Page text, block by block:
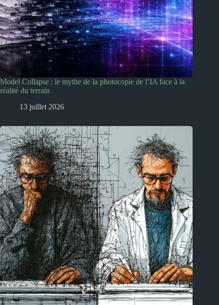
Model Collapse : le mythe de la photocopie de l’IA face à la
réalité du terrain
13 juillet 2026